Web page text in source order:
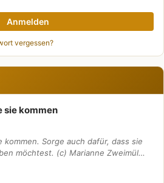
Anmelden
vergessen?
sie kommen
kommen. Sorge auch dafür, dass sie
möchtest. (c) Marianne Zweimül…